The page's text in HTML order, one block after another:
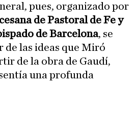
pues, organizado por
de Pastoral de Fe y
de Barcelona, se
las ideas que Miró
de la obra de Gaudí,
una profunda